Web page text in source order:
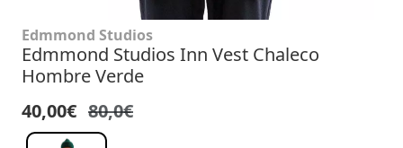
Edmmond Studios
Edmmond Studios Inn Vest Chaleco
Hombre Verde
40,00€ 80,0€